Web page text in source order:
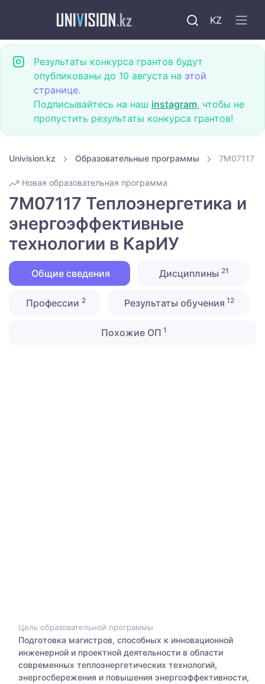
KZ
Результаты конкурса грантов будут
опубликованы до 10 августа на этой
странице.
Подписывайтесь на наш instagram, чтобы не
пропустить результаты конкурса грантов!
Univision.kz Образовательные программы 7M07117
Новая образовательная программа
7M07117 Теплоэнергетика и
энергоэффективные
технологии в КарИУ
Общие сведения Дисциплины21
Профессии 2 Результаты обучения 12
Похожие ОП 1
Цель образовательной программы
Подготовка магистров, способных к инновационной
инженерной и проектной деятельности в области
современных теплоэнергетических технологий,
энергосбережения и повышения энергоэффективности,